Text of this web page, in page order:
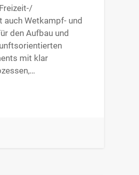
auch Wetkampf- und
den Aufbau und
mit klar